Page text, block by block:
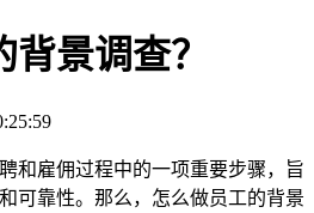
景调查？
和雇佣过程中的一项重要步骤，旨
可靠性。那么，怎么做员工的背景